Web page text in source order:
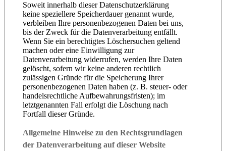
Soweit innerhalb dieser Datenschutzerklärung
keine speziellere Speicherdauer genannt wurde,
verbleiben Ihre personenbezogenen Daten bei uns,
bis der Zweck für die Datenverarbeitung entfällt.
Wenn Sie ein berechtigtes Löschersuchen geltend
machen oder eine Einwilligung zur
Datenverarbeitung widerrufen, werden Ihre Daten
gelöscht, sofern wir keine anderen rechtlich
zulässigen Gründe für die Speicherung Ihrer
personenbezogenen Daten haben (z. B. steuer- oder
handelsrechtliche Aufbewahrungsfristen); im
letztgenannten Fall erfolgt die Löschung nach
Fortfall dieser Gründe.
Allgemeine Hinweise zu den Rechtsgrundlagen
der Datenverarbeitung auf dieser Website